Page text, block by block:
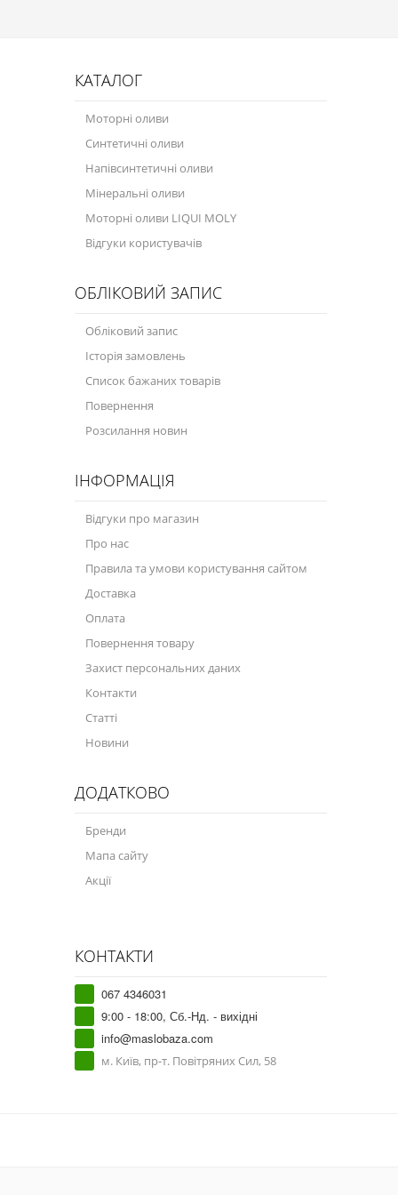
Сервісні продукти
Обладнання
Догляд за кондиціонером
Клеї і герметики
Мастила
Спеціальні програми
Велосипедна програма
Моторна олива для мотоцикла
Оливи для моторів човнів
Продукція для саду
Промислова програма
Зимова програма
КАТАЛОГ
Моторні оливи
Синтетичні оливи
Напівсинтетичні оливи
Мінеральні оливи
Моторні оливи LIQUI MOLY
Відгуки користувачів
ОБЛІКОВИЙ ЗАПИС
Обліковий запис
Історія замовлень
Список бажаних товарів
Повернення
Розсилання новин
ІНФОРМАЦІЯ
Відгуки про магазин
Про нас
Правила та умови користування сайтом
Доставка
Оплата
Повернення товару
Захист персональних даних
Контакти
Статті
Новини
ДОДАТКОВО
Бренди
Мапа сайту
Акції
КОНТАКТИ
067 4346031
9:00 - 18:00, Сб.-Нд. - вихідні
info@maslobaza.com
м. Київ, пр-т. Повітряних Сил, 58